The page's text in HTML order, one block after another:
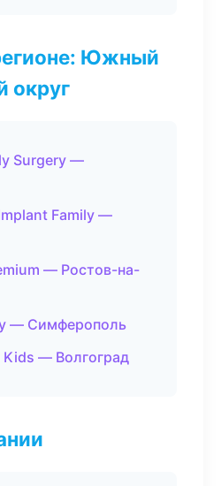
Южный
округ
Surgery —
Family —
— Ростов-на-
— Симферополь
— Волгоград